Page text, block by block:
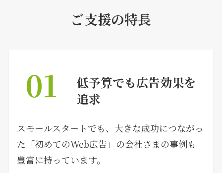
ご支援の特長
01
低予算でも広告効果を
追求
スモールスタートでも、大きな成功につながっ
た「初めてのWeb広告」の会社さまの事例も
豊富に持っています。